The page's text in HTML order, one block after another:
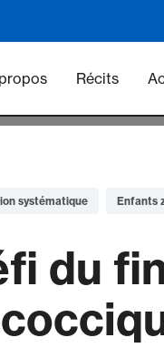
Récits
systématique Enfants
du